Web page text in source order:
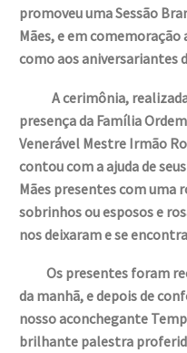
promoveu uma Sessão
Mães, e em
como aos aniversariantes
A cerimônia, realizada
presença da Família
Venerável Mestre Irmão
contou com a ajuda de
Mães presentes com uma
sobrinhos ou esposos e
nos deixaram e se
Os presentes foram
da manhã, e depois de
nosso aconchegante
brilhante palestra